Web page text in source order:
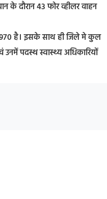
के दौरान 43 फोर व्हीलर वाहन
970 है। इसके साथ ही जिले मे कुल
पदस्थ स्वास्थ्य अधिकारियों